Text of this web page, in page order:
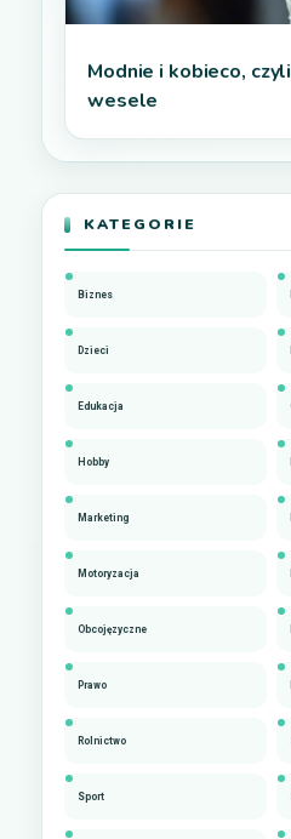
Modnie i kobieco,
wesele
KATEGORIE
Biznes
Dzieci
Edukacja
Hobby
Marketing
Motoryzacja
Obcojęzyczne
Prawo
Rolnictwo
Sport